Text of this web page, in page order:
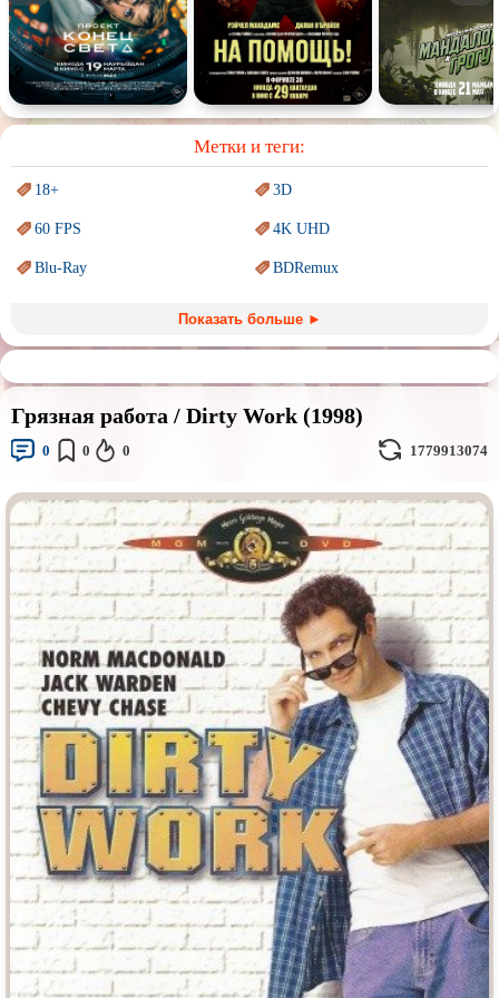
Спектакль Сказка Немое кино Для взрослых
Метки и теги:
18+ 3D
60 FPS 4K UHD
Blu-Ray BDRemux
Sci-Fi (Научнаяфантастика) Trash (трэш) movies
Авангард иСюрреализм Ангелы и Демоны
Аниме Антиутопия
Врачи
Индийское кино Киберпанк
Коллекция Комикс
Маги и Волшебники Наркотики
Новогодние Основанное нареальных
событиях
Параллельные миры
ПереводГоблина
ПереводКубик в Кубе ПереводКураж-Бамбей
Пеплум Подростковая жестокость
Постапокалипсис Призраки
Про акул Про апокалипсис
Про богов Про богатых
Про вампиров Про ведьм
Про викингов Про выживание
Про гангстеров Про гонки
Показать больше ►
Грязная работа / Dirty Work (1998)
0 0 0 1779913074